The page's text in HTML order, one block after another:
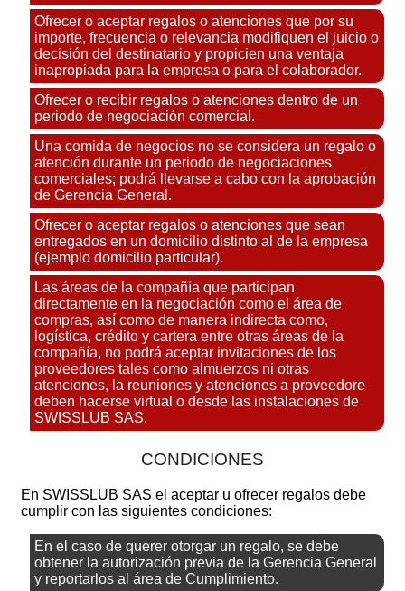
Ofrecer o aceptar regalos o atenciones que por su
importe, frecuencia o relevancia modifiquen el juicio o
decisión del destinatario y propicien una ventaja
inapropiada para la empresa o para el colaborador.
Ofrecer o recibir regalos o atenciones dentro de un
periodo de negociación comercial.
Una comida de negocios no se considera un regalo o
atención durante un periodo de negociaciones
comerciales; podrá llevarse a cabo con la aprobación
de Gerencia General.
Ofrecer o aceptar regalos o atenciones que sean
entregados en un domicilio distinto al de la empresa
(ejemplo domicilio particular).
Las áreas de la compañía que participan
directamente en la negociación como el área de
compras, así como de manera indirecta como,
logística, crédito y cartera entre otras áreas de la
compañía, no podrá aceptar invitaciones de los
proveedores tales como almuerzos ni otras
atenciones, la reuniones y atenciones a proveedore
deben hacerse virtual o desde las instalaciones de
SWISSLUB SAS.
CONDICIONES
En SWISSLUB SAS el aceptar u ofrecer regalos debe
cumplir con las siguientes condiciones:
En el caso de querer otorgar un regalo, se debe
obtener la autorización previa de la Gerencia General
y reportarlos al área de Cumplimiento.